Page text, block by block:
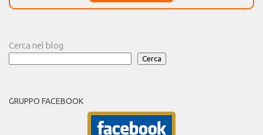
Cerca nel blog
Cerca
GRUPPO FACEBOOK